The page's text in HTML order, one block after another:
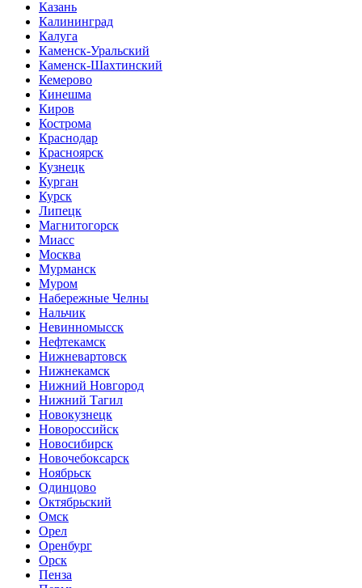
Казань
Калининград
Калуга
Каменск-Уральский
Каменск-Шахтинский
Кемерово
Кинешма
Киров
Кострома
Краснодар
Красноярск
Кузнецк
Курган
Курск
Липецк
Магнитогорск
Миасс
Москва
Мурманск
Муром
Набережные Челны
Нальчик
Невинномысск
Нефтекамск
Нижневартовск
Нижнекамск
Нижний Новгород
Нижний Тагил
Новокузнецк
Новороссийск
Новосибирск
Новочебоксарск
Ноябрьск
Одинцово
Октябрьский
Омск
Орел
Оренбург
Орск
Пенза